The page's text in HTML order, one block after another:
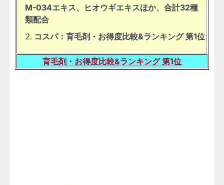
M-034エキス、ヒオウギエキスほか、合計32種
類配合
コスパ：育毛剤・お得度比較&ランキング 第1位
育毛剤・お得度比較&ランキング 第1位